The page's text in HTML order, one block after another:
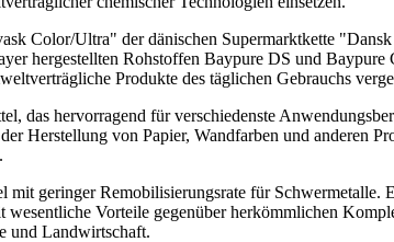
Color/Ultra" der dänischen Supermarktkette
hergestellten Rohstoffen Baypure DS und
Produkte des täglichen Gebrauchs
das hervorragend für verschiedenste
Herstellung von Papier, Wandfarben und anderen
geringer Remobilisierungsrate für Schwermetalle.
Vorteile gegenüber herkömmlichen
und Landwirtschaft.